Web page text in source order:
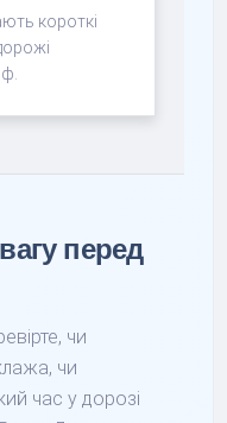
короткі
перед
чи
чи
час у дорозі